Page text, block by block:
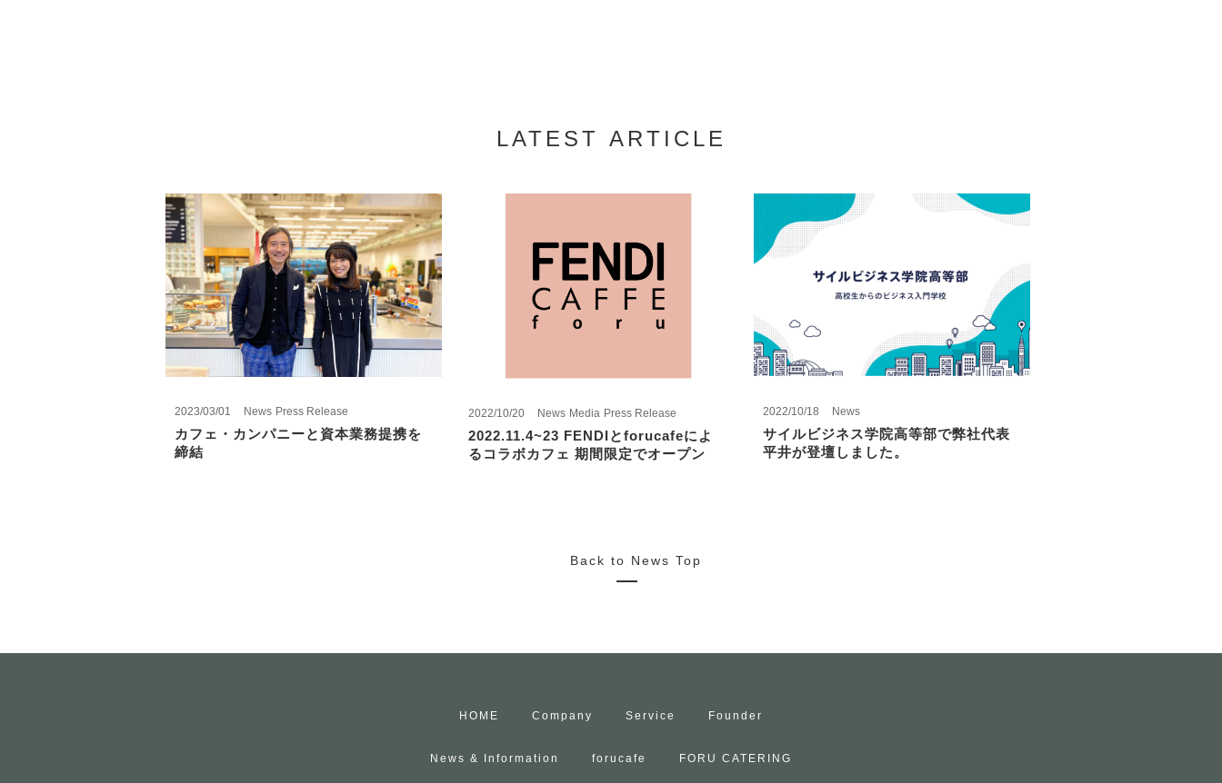
LATEST ARTICLE
2023/03/01 News Press Release
カフェ・カンパニーと資本業務提携を
締結
2022/10/20 News Media Press Release
2022.11.4~23 FENDIとforucafeによ
るコラボカフェ 期間限定でオープン
2022/10/18 News
サイルビジネス学院高等部で弊社代表
平井が登壇しました。
Back to News Top
HOME Company Service Founder
News & Information forucafe FORU CATERING